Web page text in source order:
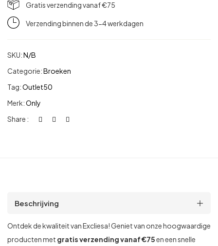
Gratis verzending vanaf €75
Verzending binnen de 3-4 werkdagen
SKU:N/B
Categorie:Broeken
Tag:Outlet50
Merk:Only
Share :
Beschrijving
Ontdek de kwaliteit van Excliesa! Geniet van onze hoogwaardige
producten met gratis verzending vanaf €75en een snelle